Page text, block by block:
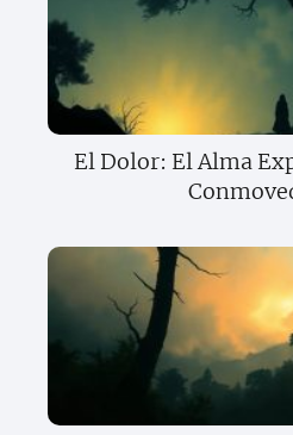
El Dolor: El Alma